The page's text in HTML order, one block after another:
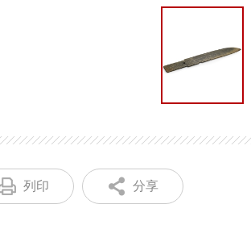
列印 分享